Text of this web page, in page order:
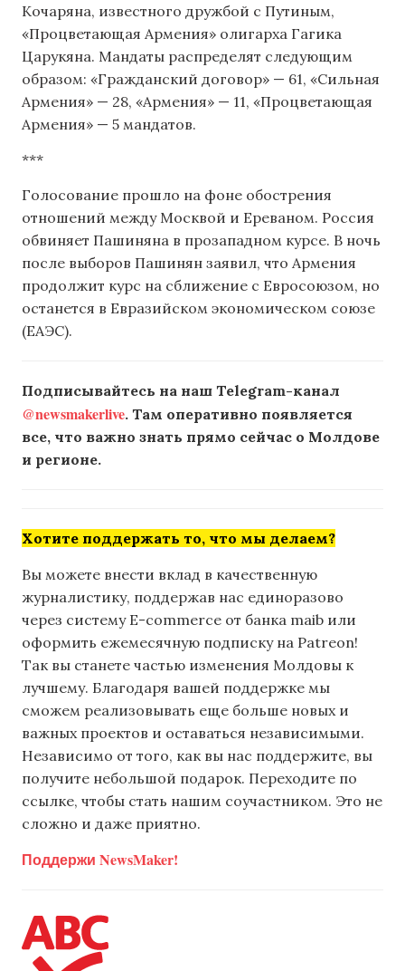
Кочаряна, известного дружбой с Путиным,
«Процветающая Армения» олигарха Гагика
Царукяна. Мандаты распределят следующим
образом: «Гражданский договор» — 61, «Сильная
Армения» — 28, «Армения» — 11, «Процветающая
Армения» — 5 мандатов.
***
Голосование прошло на фоне обострения
отношений между Москвой и Ереваном. Россия
обвиняет Пашиняна в прозападном курсе. В ночь
после выборов Пашинян заявил, что Армения
продолжит курс на сближение с Евросоюзом, но
останется в Евразийском экономическом союзе
(ЕАЭС).
Подписывайтесь на наш Telegram-канал
@newsmakerlive. Там оперативно появляется
все, что важно знать прямо сейчас о Молдове
и регионе.
Хотите поддержать то, что мы делаем?
Вы можете внести вклад в качественную
журналистику, поддержав нас единоразово
через систему E-commerce от банка maib или
оформить ежемесячную подписку на Patreon!
Так вы станете частью изменения Молдовы к
лучшему. Благодаря вашей поддержке мы
сможем реализовывать еще больше новых и
важных проектов и оставаться независимыми.
Независимо от того, как вы нас поддержите, вы
получите небольшой подарок. Переходите по
ссылке, чтобы стать нашим соучастником. Это не
сложно и даже приятно.
Поддержи NewsMaker!